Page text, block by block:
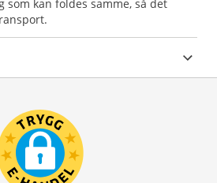
som kan foldes samme, så det